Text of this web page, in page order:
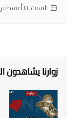
السبت, 8 أغسطس 2026, 12:49
زوارنا يشاهدون